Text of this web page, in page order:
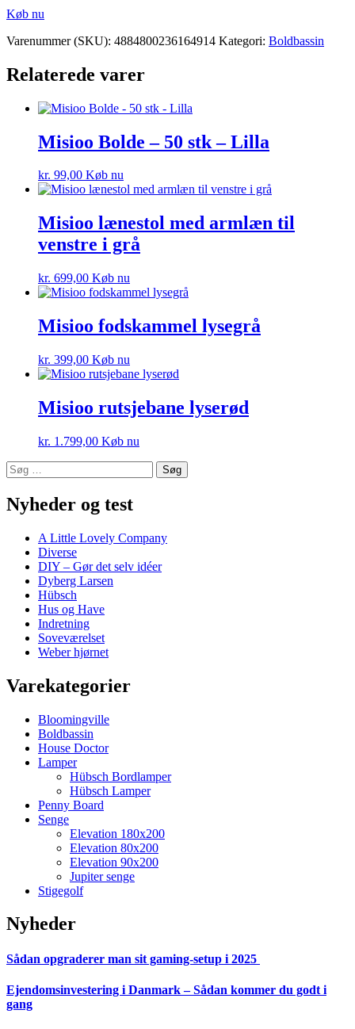
Køb nu
Varenummer (SKU): 4884800236164914 Kategori: Boldbassin
Relaterede varer
Misioo Bolde – 50 stk – Lilla
kr. 99,00 Køb nu
Misioo lænestol med armlæn til
venstre i grå
kr. 699,00 Køb nu
Misioo fodskammel lysegrå
kr. 399,00 Køb nu
Misioo rutsjebane lyserød
kr. 1.799,00 Køb nu
Søg
efter:
Nyheder og test
A Little Lovely Company
Diverse
DIY – Gør det selv idéer
Dyberg Larsen
Hübsch
Hus og Have
Indretning
Soveværelset
Weber hjørnet
Varekategorier
Bloomingville
Boldbassin
House Doctor
Lamper
Hübsch Bordlamper
Hübsch Lamper
Penny Board
Senge
Elevation 180x200
Elevation 80x200
Elevation 90x200
Jupiter senge
Stigegolf
Nyheder
Sådan opgraderer man sit gaming-setup i 2025
Ejendomsinvestering i Danmark – Sådan kommer du godt i
gang